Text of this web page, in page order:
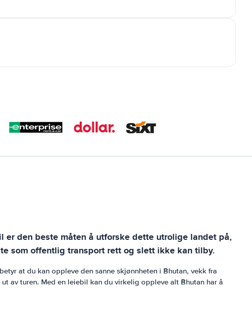
den beste måten å utforske dette utrolige landet på,
som offentlig transport rett og slett ikke kan tilby.
at du kan oppleve den sanne skjønnheten i Bhutan, vekk fra
av turen. Med en leiebil kan du virkelig oppleve alt Bhutan har å